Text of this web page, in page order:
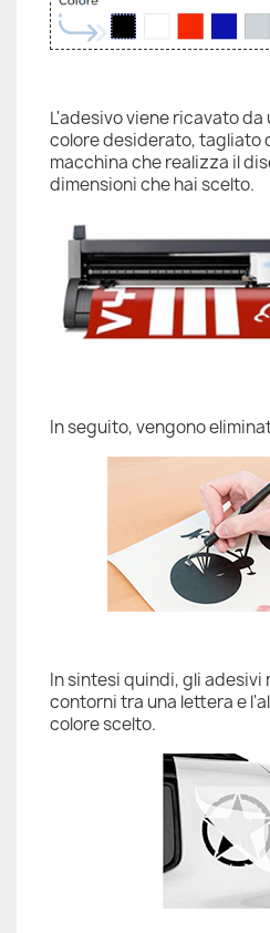
L'adesivo viene ricavato
colore desiderato, tagliato
macchina che realizza il
dimensioni che hai scelto.
In seguito, vengono
In sintesi quindi, gli adesivi
contorni tra una lettera e
colore scelto.